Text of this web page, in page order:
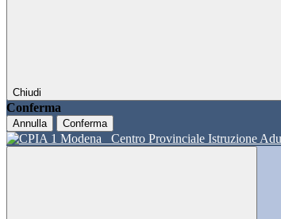
Chiudi
Conferma
Annulla Conferma
Centro Provinciale Istruzione